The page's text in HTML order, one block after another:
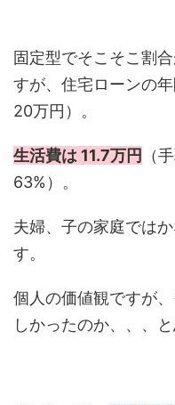
固定型でそこそこ割
すが、住宅ローンの
20万円）。
生活費は 11.7万円
（
63%）。
夫婦、子の家庭では
す。
個人の価値観ですが
しかったのか、、、